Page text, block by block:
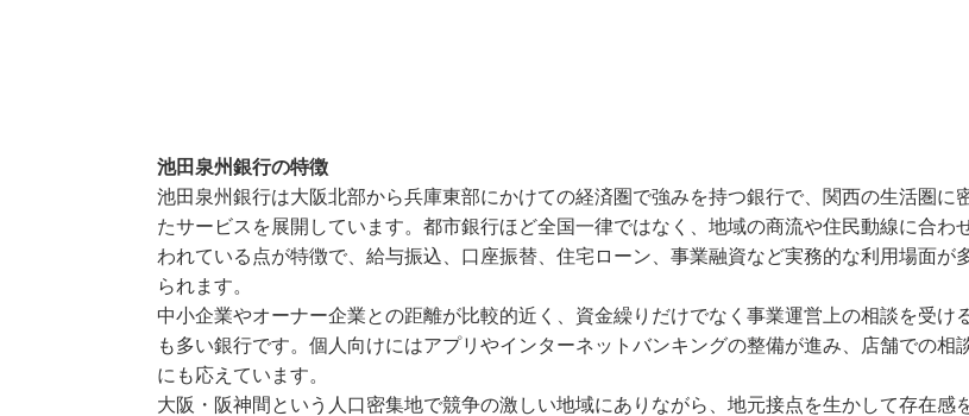
池田泉州銀行の特徴
池田泉州銀行は大阪北部から兵庫東部にかけての経済圏で強みを持つ銀行で、関西の生活圏に
たサービスを展開しています。都市銀行ほど全国一律ではなく、地域の商流や住民動線に合わ
われている点が特徴で、給与振込、口座振替、住宅ローン、事業融資など実務的な利用場面が
られます。
中小企業やオーナー企業との距離が比較的近く、資金繰りだけでなく事業運営上の相談を受け
も多い銀行です。個人向けにはアプリやインターネットバンキングの整備が進み、店舗での相
にも応えています。
大阪・阪神間という人口密集地で競争の激しい地域にありながら、地元接点を生かして存在感